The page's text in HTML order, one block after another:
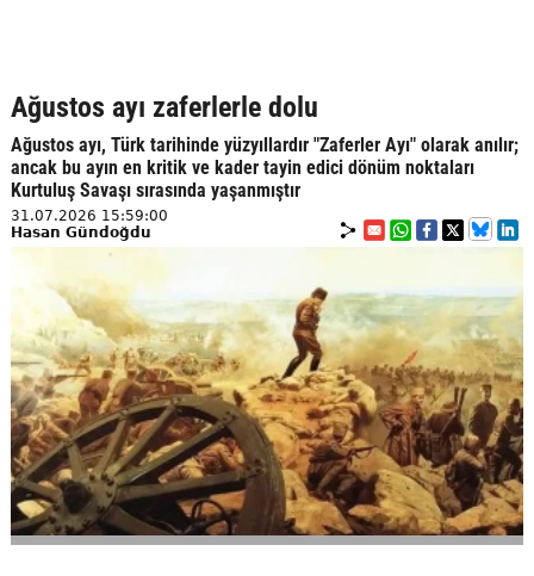
Ağustos ayı zaferlerle dolu
Ağustos ayı, Türk tarihinde yüzyıllardır "Zaferler Ayı" olarak anılır;
ancak bu ayın en kritik ve kader tayin edici dönüm noktaları
Kurtuluş Savaşı sırasında yaşanmıştır
31.07.2026 15:59:00
Hasan Gündoğdu